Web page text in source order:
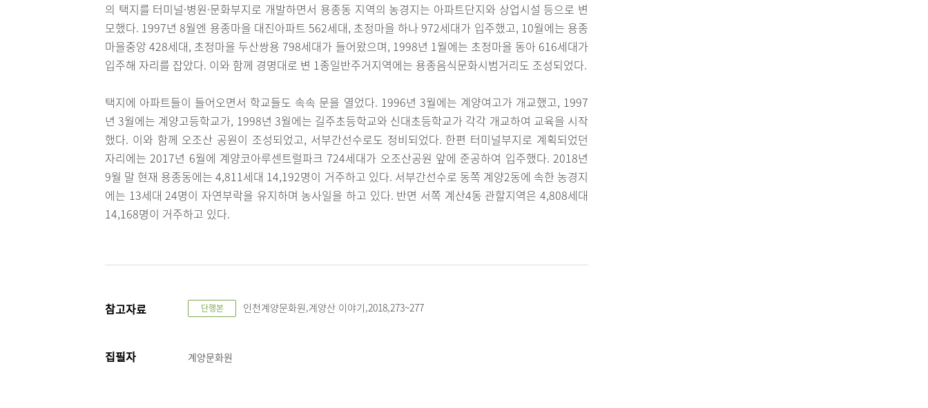
의 택지를 터미널·병원·문화부지로 개발하면서 용종동 지역의 농경지는 아파트단지와 상업시설 등으로 변
모했다. 1997년 8월엔 용종마을 대진아파트 562세대, 초정마을 하나 972세대가 입주했고, 10월에는 용종
마을중앙 428세대, 초정마을 두산쌍용 798세대가 들어왔으며, 1998년 1월에는 초정마을 동아 616세대가
입주해 자리를 잡았다. 이와 함께 경명대로 변 1종일반주거지역에는 용종음식문화시범거리도 조성되었다.
택지에 아파트들이 들어오면서 학교들도 속속 문을 열었다. 1996년 3월에는 계양여고가 개교했고, 1997
년 3월에는 계양고등학교가, 1998년 3월에는 길주초등학교와 신대초등학교가 각각 개교하여 교육을 시작
했다. 이와 함께 오조산 공원이 조성되었고, 서부간선수로도 정비되었다. 한편 터미널부지로 계획되었던
자리에는 2017년 6월에 계양코아루센트럴파크 724세대가 오조산공원 앞에 준공하여 입주했다. 2018년
9월 말 현재 용종동에는 4,811세대 14,192명이 거주하고 있다. 서부간선수로 동쪽 계양2동에 속한 농경지
에는 13세대 24명이 자연부락을 유지하며 농사일을 하고 있다. 반면 서쪽 계산4동 관할지역은 4,808세대
14,168명이 거주하고 있다.
참고자료 단행본 인천계양문화원,계양산 이야기,2018,273~277
집필자 계양문화원